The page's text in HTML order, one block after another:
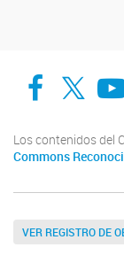
X
Los contenidos del
Commons
VER REGISTRO DE